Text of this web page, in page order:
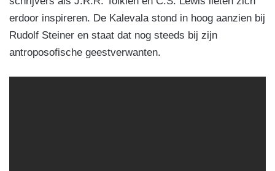
erdoor inspireren. De Kalevala stond in hoog aanzien bij
Rudolf Steiner en staat dat nog steeds bij zijn
antroposofische geestverwanten.